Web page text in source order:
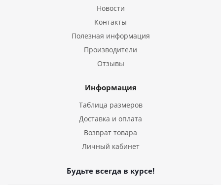
Новости
Контакты
Полезная информация
Производители
Отзывы
Информация
Таблица размеров
Доставка и оплата
Возврат товара
Личный кабинет
Будьте всегда в курсе!